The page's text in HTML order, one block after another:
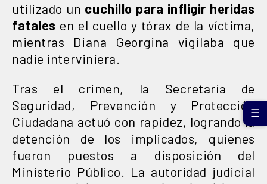
utilizado un cuchillo para infligir heridas
fatales en el cuello y tórax de la víctima,
mientras Diana Georgina vigilaba que
nadie interviniera.
Tras el crimen, la Secretaría de
Seguridad, Prevención y Protección
Ciudadana actuó con rapidez, logrando la
detención de los implicados, quienes
fueron puestos a disposición del
Ministerio Público. La autoridad judicial
☰